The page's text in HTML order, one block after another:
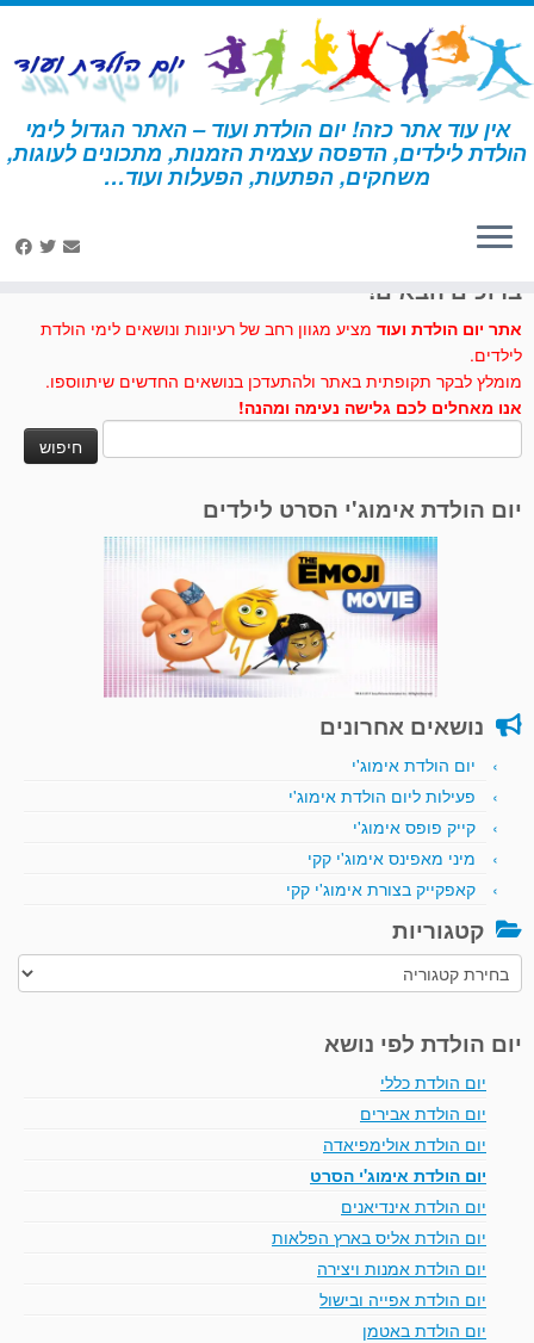
דלג
לתוכן
אין עוד אתר כזה! יום הולדת ועוד – האתר הגדול לימי
הולדת לילדים, הדפסה עצמית הזמנות, מתכונים לעוגות,
משחקים, הפתעות, הפעלות ועוד… דף הבית » מרוץ מכוניות
ברוכים הבאים!
אתר יום הולדת ועוד מציע מגוון רחב של רעיונות ונושאים לימי הולדת
לילדים.
מומלץ לבקר תקופתית באתר ולהתעדכן בנושאים החדשים שיתווספו.
אנו מאחלים לכם גלישה נעימה ומהנה!
יום הולדת אימוג'י הסרט לילדים
נושאים אחרונים
יום הולדת אימוג'י
פעילות ליום הולדת אימוג'י
קייק פופס אימוג'י
מיני מאפינס אימוג'י קקי
קאפקייק בצורת אימוג'י קקי
קטגוריות
קטגוריות
יום הולדת לפי נושא
יום הולדת כללי
יום הולדת אבירים
יום הולדת אולימפיאדה
יום הולדת אימוג'י הסרט
יום הולדת אינדיאנים
יום הולדת אליס בארץ הפלאות
יום הולדת אמנות ויצירה
יום הולדת אפייה ובישול
יום הולדת באטמן